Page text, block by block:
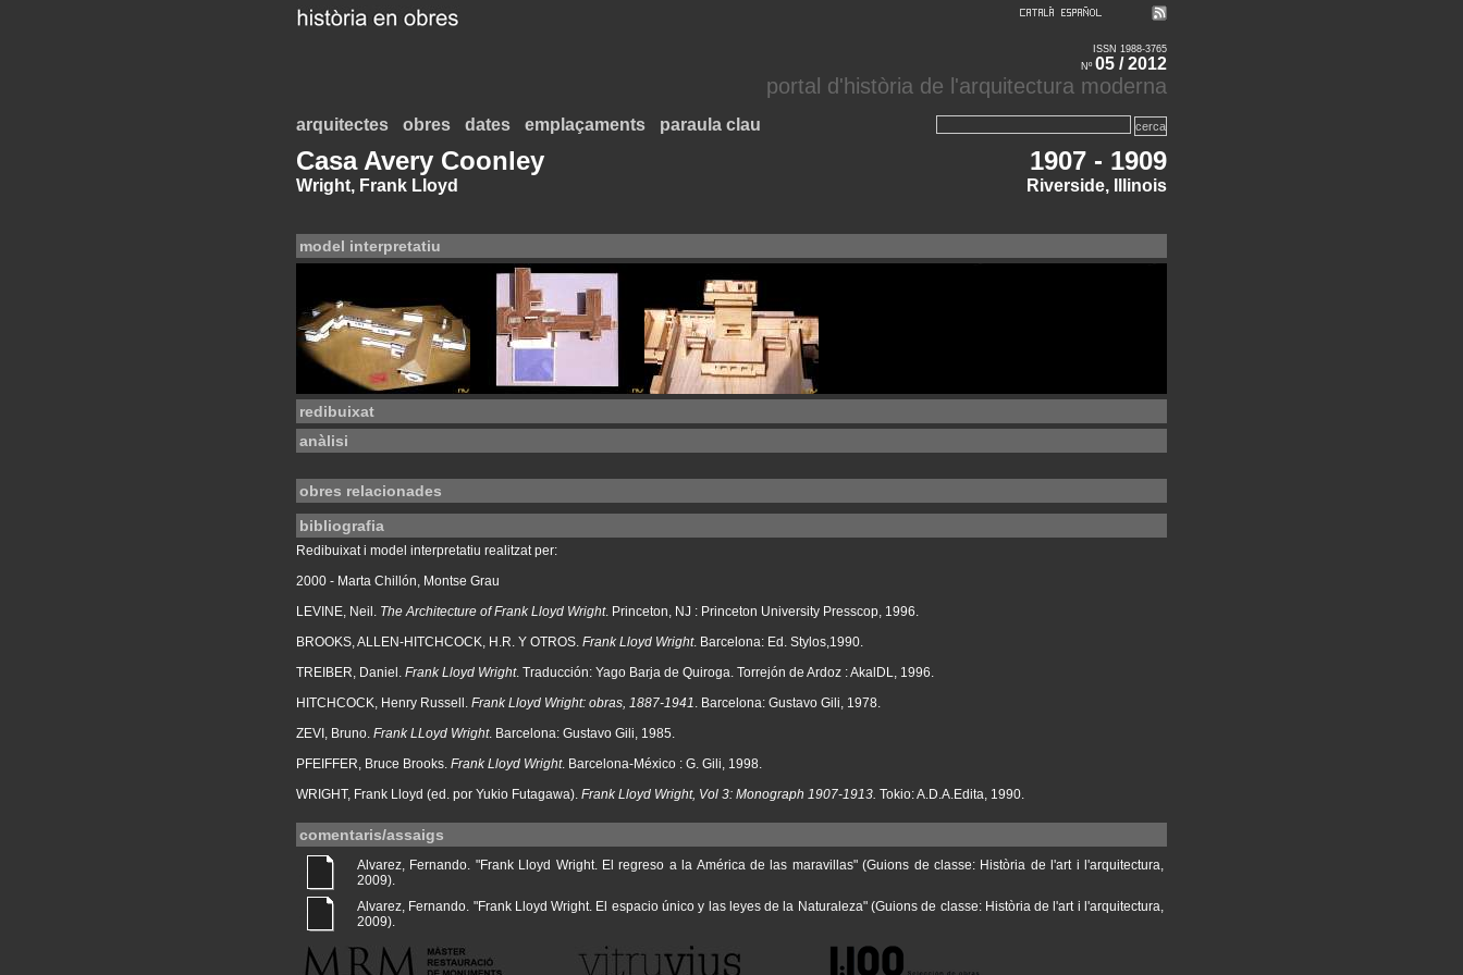
ISSN 1988-3765
Nº 05 / 2012
portal d'història de l'arquitectura moderna
arquitectes obres dates emplaçaments paraula clau
Casa Avery Coonley 1907 - 1909
Wright, Frank Lloyd Riverside, Illinois
model interpretatiu
redibuixat
anàlisi
obres relacionades
bibliografia
Redibuixat i model interpretatiu realitzat per:
2000 - Marta Chillón, Montse Grau
LEVINE, Neil. The Architecture of Frank Lloyd Wright. Princeton, NJ : Princeton University Presscop, 1996.
BROOKS, ALLEN-HITCHCOCK, H.R. Y OTROS. Frank Lloyd Wright. Barcelona: Ed. Stylos,1990.
TREIBER, Daniel. Frank Lloyd Wright. Traducción: Yago Barja de Quiroga. Torrejón de Ardoz : AkalDL, 1996.
HITCHCOCK, Henry Russell. Frank Lloyd Wright: obras, 1887-1941. Barcelona: Gustavo Gili, 1978.
ZEVI, Bruno. Frank LLoyd Wright. Barcelona: Gustavo Gili, 1985.
PFEIFFER, Bruce Brooks. Frank Lloyd Wright. Barcelona-México : G. Gili, 1998.
WRIGHT, Frank Lloyd (ed. por Yukio Futagawa). Frank Lloyd Wright, Vol 3: Monograph 1907-1913. Tokio: A.D.A.Edita, 1990.
comentaris/assaigs
Alvarez, Fernando. "Frank Lloyd Wright. El regreso a la América de las maravillas" (Guions de classe: Història de l'art i l'arquitectura,
2009).
Alvarez, Fernando. "Frank Lloyd Wright. El espacio único y las leyes de la Naturaleza" (Guions de classe: Història de l'art i l'arquitectura,
2009).